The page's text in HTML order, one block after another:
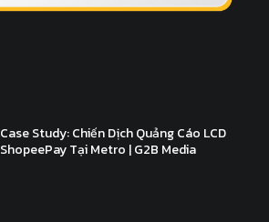
Case Study: Chiến Dịch Quảng Cáo LCD
ShopeePay Tại Metro | G2B Media